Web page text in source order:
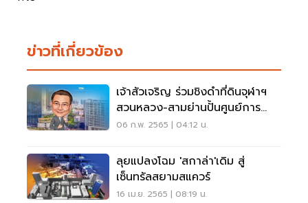
ข่าวที่เกี่ยวข้อง
เจ้าสัวเจริญ ร่วมชิงดำที่ดินจุฬาฯ
สวนหลวง-สามย่านปั้นศูนย์การ
แพทย์
06 ก.พ. 2565 | 04:12 น.
ลุยแปลงโฉม 'สกาล่า'เดิม สู่
เซ็นทรัลสยามสแควร์
16 เม.ย. 2565 | 08:19 น.